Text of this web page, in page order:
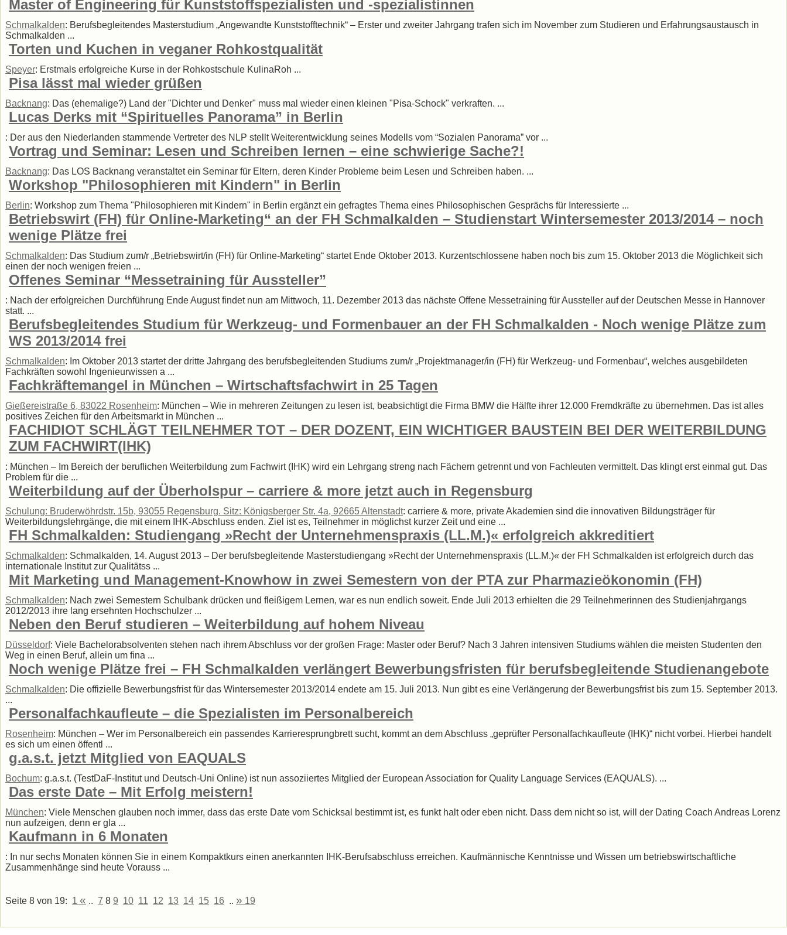
Master of Engineering für Kunststoffspezialisten und -spezialistinnen
Schmalkalden: Berufsbegleitendes Masterstudium „Angewandte Kunststofftechnik“ – Erster und zweiter Jahrgang trafen sich im November zum Studieren und Erfahrungsaustausch in
Schmalkalden ...
Torten und Kuchen in veganer Rohkostqualität
Speyer: Erstmals erfolgreiche Kurse in der Rohkostschule KulinaRoh ...
Pisa lässt mal wieder grüßen
Backnang: Das (ehemalige?) Land der "Dichter und Denker" muss mal wieder einen kleinen "Pisa-Schock" verkraften. ...
Lucas Derks mit “Spirituelles Panorama” in Berlin
: Der aus den Niederlanden stammende Vertreter des NLP stellt Weiterentwicklung seines Modells vom “Sozialen Panorama” vor ...
Vortrag und Seminar: Lesen und Schreiben lernen – eine schwierige Sache?!
Backnang: Das LOS Backnang veranstaltet ein Seminar für Eltern, deren Kinder Probleme beim Lesen und Schreiben haben. ...
Workshop "Philosophieren mit Kindern" in Berlin
Berlin: Workshop zum Thema "Philosophieren mit Kindern" in Berlin ergänzt ein gefragtes Thema eines Philosophischen Gesprächs für Interessierte ...
Betriebswirt (FH) für Online-Marketing“ an der FH Schmalkalden – Studienstart Wintersemester 2013/2014 – noch
wenige Plätze frei
Schmalkalden: Das Studium zum/r „Betriebswirt/in (FH) für Online-Marketing“ startet Ende Oktober 2013. Kurzentschlossene haben noch bis zum 15. Oktober 2013 die Möglichkeit sich
einen der noch wenigen freien ...
Offenes Seminar “Messetraining für Aussteller”
: Nach der erfolgreichen Durchführung Ende August findet nun am Mittwoch, 11. Dezember 2013 das nächste Offene Messetraining für Aussteller auf der Deutschen Messe in Hannover
statt. ...
Berufsbegleitendes Studium für Werkzeug- und Formenbauer an der FH Schmalkalden - Noch wenige Plätze zum
WS 2013/2014 frei
Schmalkalden: Im Oktober 2013 startet der dritte Jahrgang des berufsbegleitenden Studiums zum/r „Projektmanager/in (FH) für Werkzeug- und Formenbau“, welches ausgebildeten
Fachkräften sowohl Ingenieurwissen a ...
Fachkräftemangel in München – Wirtschaftsfachwirt in 25 Tagen
Gießereistraße 6, 83022 Rosenheim: München – Wie in mehreren Zeitungen zu lesen ist, beabsichtigt die Firma BMW die Hälfte ihrer 12.000 Fremdkräfte zu übernehmen. Das ist alles
positives Zeichen für den Arbeitsmarkt in München ...
FACHIDIOT SCHLÄGT TEILNEHMER TOT – DER DOZENT, EIN WICHTIGER BAUSTEIN BEI DER WEITERBILDUNG
ZUM FACHWIRT(IHK)
: München – Im Bereich der beruflichen Weiterbildung zum Fachwirt (IHK) wird ein Lehrgang streng nach Fächern getrennt und von Fachleuten vermittelt. Das klingt erst einmal gut. Das
Problem für die ...
Weiterbildung auf der Überholspur – carriere & more jetzt auch in Regensburg
Schulung: Bruderwöhrdstr. 15b, 93055 Regensburg. Sitz: Königsberger Str. 4a, 92665 Altenstadt: carriere & more, private Akademien sind die innovativen Bildungsträger für
Weiterbildungslehrgänge, die mit einem IHK-Abschluss enden. Ziel ist es, Teilnehmer in möglichst kurzer Zeit und eine ...
FH Schmalkalden: Studiengang »Recht der Unternehmenspraxis (LL.M.)« erfolgreich akkreditiert
Schmalkalden: Schmalkalden, 14. August 2013 – Der berufsbegleitende Masterstudiengang »Recht der Unternehmenspraxis (LL.M.)« der FH Schmalkalden ist erfolgreich durch das
internationale Institut zur Qualitätss ...
Mit Marketing und Management-Knowhow in zwei Semestern von der PTA zur Pharmazieökonomin (FH)
Schmalkalden: Nach zwei Semestern Schulbank drücken und fleißigem Lernen, war es nun endlich soweit. Ende Juli 2013 erhielten die 29 Teilnehmerinnen des Studienjahrgangs
2012/2013 ihre lang ersehnten Hochschulzer ...
Neben den Beruf studieren – Weiterbildung auf hohem Niveau
Düsseldorf: Viele Bachelorabsolventen stehen nach ihrem Abschluss vor der großen Frage: Master oder Beruf? Nach 3 Jahren intensiven Studiums wählen die meisten Studenten den
Weg in einen Beruf, allein um fina ...
Noch wenige Plätze frei – FH Schmalkalden verlängert Bewerbungsfristen für berufsbegleitende Studienangebote
Schmalkalden: Die offizielle Bewerbungsfrist für das Wintersemester 2013/2014 endete am 15. Juli 2013. Nun gibt es eine Verlängerung der Bewerbungsfrist bis zum 15. September 2013.
...
Personalfachkaufleute – die Spezialisten im Personalbereich
Rosenheim: München – Wer im Personalbereich ein passendes Karrieresprungbrett sucht, kommt an dem Abschluss „geprüfter Personalfachkaufleute (IHK)“ nicht vorbei. Hierbei handelt
es sich um einen öffentl ...
g.a.s.t. jetzt Mitglied von EAQUALS
Bochum: g.a.s.t. (TestDaF-Institut und Deutsch-Uni Online) ist nun assoziiertes Mitglied der European Association for Quality Language Services (EAQUALS). ...
Das erste Date – Mit Erfolg meistern!
München: Viele Menschen glauben noch immer, dass das erste Date vom Schicksal bestimmt ist, es funkt halt oder eben nicht. Dass dem nicht so ist, will der Dating Coach Andreas Lorenz
nun aufzeigen, denn er gla ...
Kaufmann in 6 Monaten
: In nur sechs Monaten können Sie in einem Kompaktkurs einen anerkannten IHK-Berufsabschluss erreichen. Kaufmännische Kenntnisse und Wissen um betriebswirtschaftliche
Zusammenhänge sind heute Vorauss ...
Seite 8 von 19: 1 « .. 7 8 9 10 11 12 13 14 15 16 .. » 19